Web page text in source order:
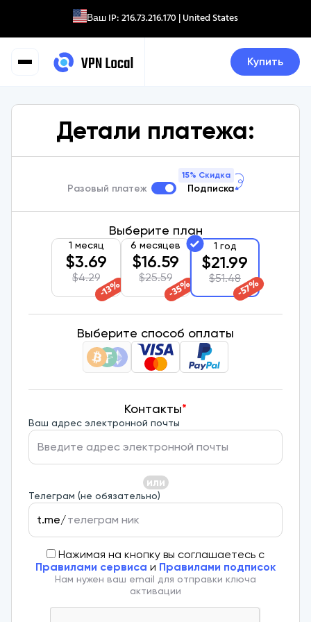
Ваш IP:216.73.216.170 | United States
Купить
Детали платежа:
Разовый платеж
15% Скидка
Подписка
Выберите план
1 месяц
$3.69
$4.29
-
13
%
6 месяцев
$16.59
$25.59
-
35
%
1 год
$21.99
$51.48
-
57%
Выберите способ оплаты
Контакты*
Ваш адрес электронной почты
или
Телеграм (не обязательно)
t.me/
Нажимая на кнопку вы соглашаетесь с
Правилами сервиса и Правилами подписок
Нам нужен ваш email для отправки ключа
активации